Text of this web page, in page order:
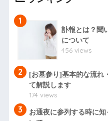
1
訃報とは？聞
について
456 views
2
[お墓参り]基本的な流れ
て解説します
174 views
3
お通夜に参列する時に